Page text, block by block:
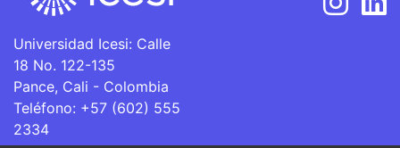
Universidad Icesi: Calle
18 No. 122-135
Pance, Cali - Colombia
Teléfono: +57 (602) 555
2334